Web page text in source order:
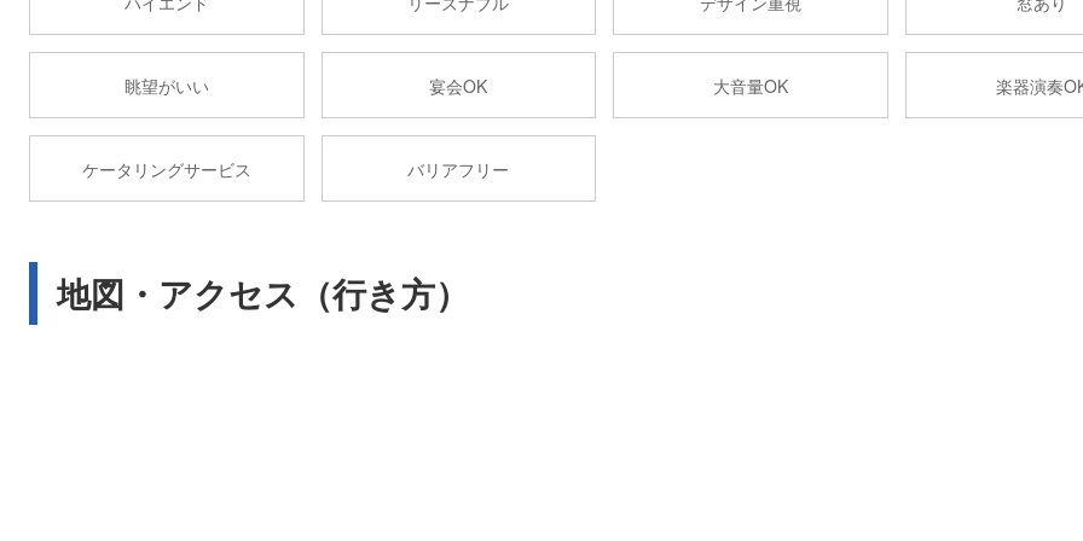
眺望がいい 宴会OK 大音量OK 楽器演奏
ケータリングサービス バリアフリー
地図・アクセス（行き方）